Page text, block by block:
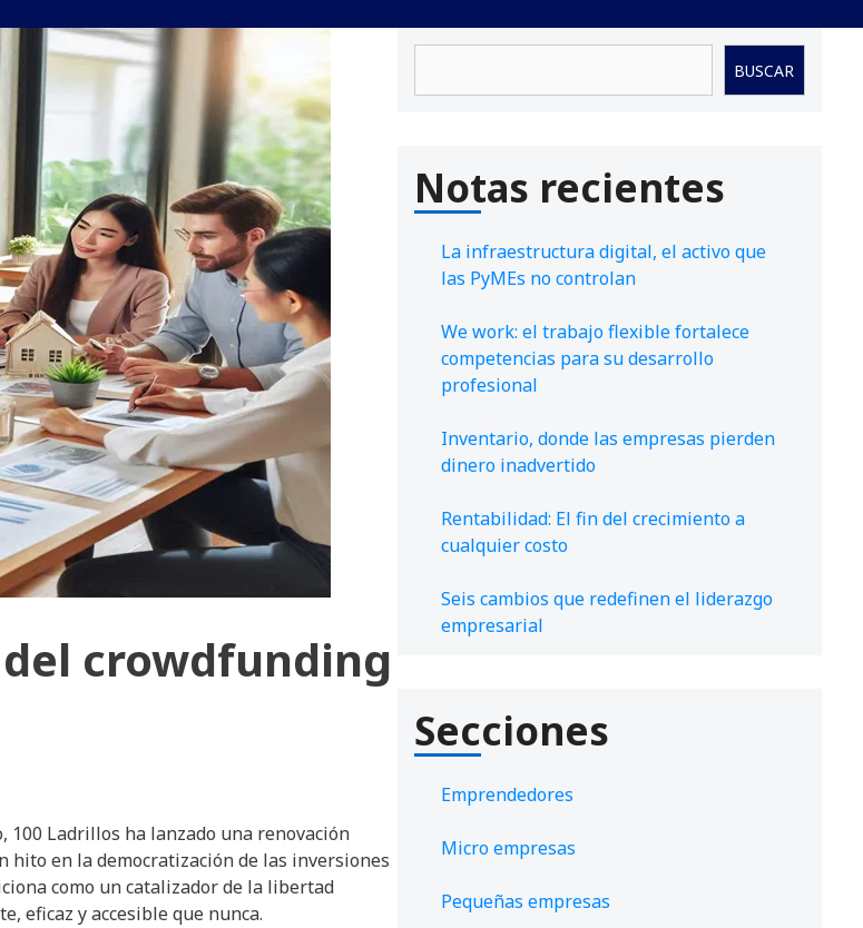
crowdfunding
Ladrillos ha lanzado una renovación
hito en la democratización de las inversiones
como un catalizador de la libertad
eficaz y accesible que nunca.
BUSCAR
Notas recientes
La infraestructura digital, el activo que
las PyMEs no controlan
We work: el trabajo flexible fortalece
competencias para su desarrollo
profesional
Inventario, donde las empresas pierden
dinero inadvertido
Rentabilidad: El fin del crecimiento a
cualquier costo
Seis cambios que redefinen el liderazgo
empresarial
Secciones
Emprendedores
Micro empresas
Pequeñas empresas